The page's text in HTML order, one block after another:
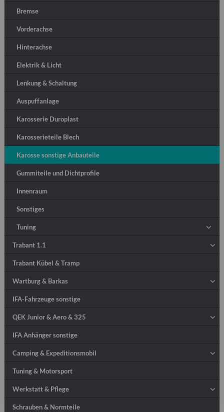
Bremse
Vorderachse
Hinterachse
Elektrik & Licht
Lenkung & Schaltung
Auspuffanlage
Karosserie Duroplast
Karosserieteile Blech
Karosse sonstige Anbauteile
Gummiteile und Dichtprofile
Innenraum
Sonstiges
Tuning
Trabant 1.1
Trabant Kübel & Tramp
Wartburg & Barkas
IFA-Fahrzeuge sonstige
QEK Junior & Aero & 325
IFA Anhänger sonstige
Camping & Expeditionsmobil
Tuning & Motorsport
Werkstatt & Pflege
Schrauben & Normteile